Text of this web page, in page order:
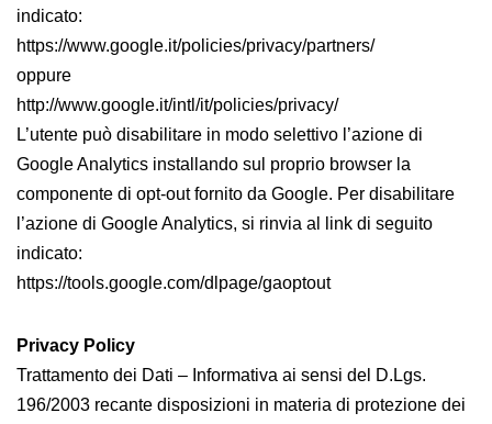
indicato:
https://www.google.it/policies/privacy/partners/
oppure
http://www.google.it/intl/it/policies/privacy/
L’utente può disabilitare in modo selettivo l’azione di
Google Analytics installando sul proprio browser la
componente di opt-out fornito da Google. Per disabilitare
l’azione di Google Analytics, si rinvia al link di seguito
indicato:
https://tools.google.com/dlpage/gaoptout
Privacy Policy
Trattamento dei Dati – Informativa ai sensi del D.Lgs.
196/2003 recante disposizioni in materia di protezione dei